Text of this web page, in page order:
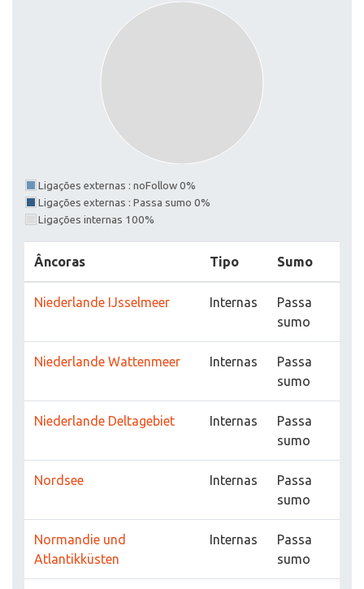
Ligações externas : noFollow 0%
Ligações externas : Passa sumo 0%
Ligações internas 100%
Âncoras Tipo Sumo
Niederlande IJsselmeer Internas
Passa
sumo
Niederlande Wattenmeer Internas
Passa
sumo
Niederlande Deltagebiet Internas
Passa
sumo
Nordsee Internas
Passa
sumo
Normandie und
Atlantikküsten
Internas
Passa
sumo